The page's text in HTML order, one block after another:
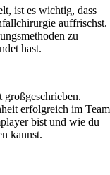
ist es wichtig, dass
auffrischst.
zu
hast.
erfolgreich im Team
bist und wie du
kannst.